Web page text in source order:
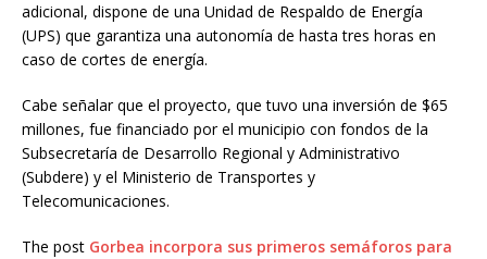
adicional, dispone de una Unidad de Respaldo de Energía
(UPS) que garantiza una autonomía de hasta tres horas en
caso de cortes de energía.
Cabe señalar que el proyecto, que tuvo una inversión de $65
millones, fue financiado por el municipio con fondos de la
Subsecretaría de Desarrollo Regional y Administrativo
(Subdere) y el Ministerio de Transportes y
Telecomunicaciones.
The post Gorbea incorpora sus primeros semáforos para